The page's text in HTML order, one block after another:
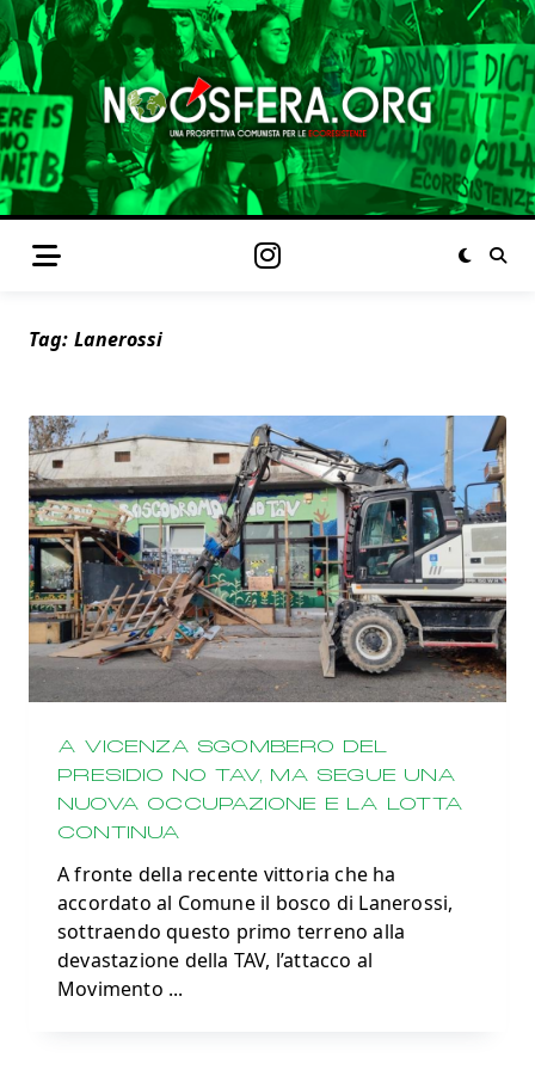
Tag: Lanerossi
A VICENZA SGOMBERO DEL
PRESIDIO NO TAV, MA SEGUE UNA
NUOVA OCCUPAZIONE E LA LOTTA
CONTINUA
A fronte della recente vittoria che ha
accordato al Comune il bosco di Lanerossi,
sottraendo questo primo terreno alla
devastazione della TAV, l’attacco al
Movimento ...